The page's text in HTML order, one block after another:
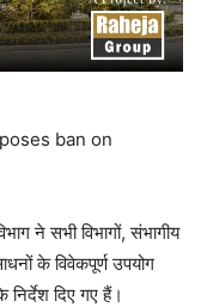
ban on
ने सभी विभागों, संभागीय
के विवेकपूर्ण उपयोग
दिए गए हैं।